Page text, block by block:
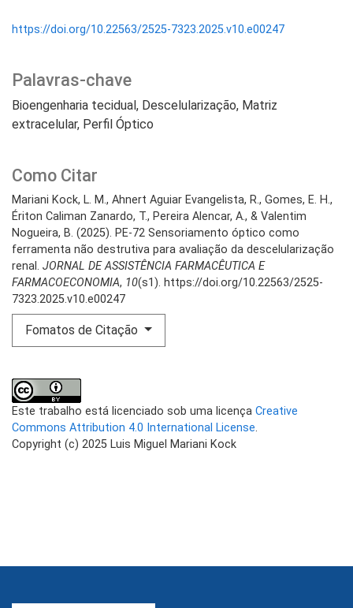
Palavras-chave
Bioengenharia tecidual Descelularização Matriz
extracelular Perfil Óptico
Como Citar
Mariani Kock, L. M., Ahnert Aguiar Evangelista, R., Gomes, E. H.,
Ériton Caliman Zanardo, T., Pereira Alencar, A., & Valentim
Nogueira, B. (2025). PE-72 Sensoriamento óptico como
ferramenta não destrutiva para avaliação da descelularização
renal. JORNAL DE ASSISTÊNCIA FARMACÊUTICA E
FARMACOECONOMIA, 10(s1). https://doi.org/10.22563/2525-
7323.2025.v10.e00247
Fomatos de Citação
https://doi.org/10.22563/2525-7323.2025.v10.e00247
Este trabalho está licenciado sob uma licença Creative
Commons Attribution 4.0 International License.
Copyright (c) 2025 Luis Miguel Mariani Kock